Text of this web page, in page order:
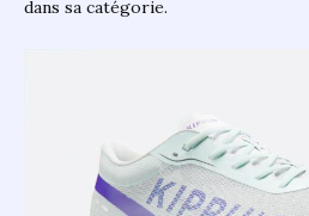
dans sa catégorie.